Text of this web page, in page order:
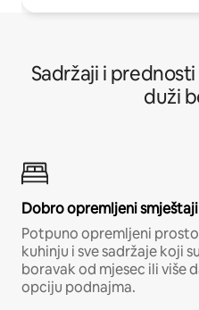
Sadržaji i
duži
Dobro opremljeni smještaji
Potpuno opremljeni
kuhinju i sve sadržaje koji
boravak od mjesec ili više
opciju podnajma.